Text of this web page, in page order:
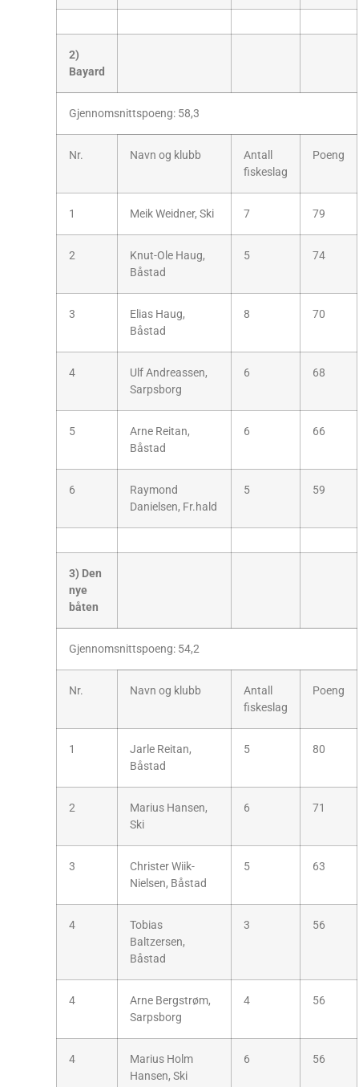
2)
Bayard
Gjennomsnittspoeng: 58,3
Nr. Navn og klubb
Antall
fiskeslag
Poeng
1 Meik Weidner, Ski 7 79
2
Knut-Ole Haug,
Båstad
5 74
3
Elias Haug,
Båstad
8 70
4
Ulf Andreassen,
Sarpsborg
6 68
5
Arne Reitan,
Båstad
6 66
6
Raymond
Danielsen, Fr.hald
5 59
3) Den
nye
båten
Gjennomsnittspoeng: 54,2
Nr. Navn og klubb
Antall
fiskeslag
Poeng
1
Jarle Reitan,
Båstad
5 80
2
Marius Hansen,
Ski
6 71
3
Christer Wiik-
Nielsen, Båstad
5 63
4
Tobias
Baltzersen,
Båstad
3 56
4
Arne Bergstrøm,
Sarpsborg
4 56
4
Marius Holm
Hansen, Ski
6 56